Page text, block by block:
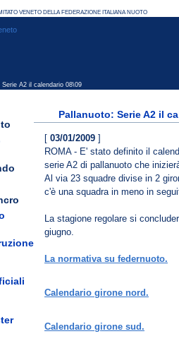
A2 il calendario 08\09
Pallanuoto: Serie A2 il
[ 03/01/2009 ]
ROMA - E' stato definito il
serie A2 di pallanuoto che
Al via 23 squadre divise in 2
c'è una squadra in meno in
La stagione regolare si
giugno.
La normativa su federnuoto.
Calendario girone nord.
Calendario girone sud.